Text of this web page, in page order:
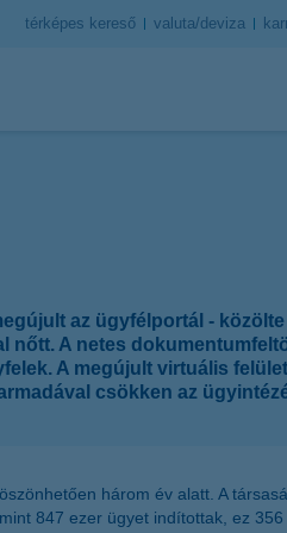
térképes kereső valuta/deviza
az ügyfélportál -
nőtt. A netes
A megújult virtuális
csökken az
három év alatt. A
847 ezer ügyet indítottak, ez